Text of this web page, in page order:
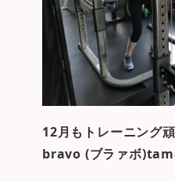
12月もトレーニング
bravo (ブラァボ